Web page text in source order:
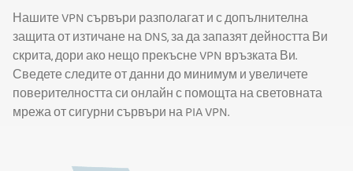
Нашите VPN сървъри разполагат и с допълнителна
защита от изтичане на DNS, за да запазят дейността Ви
скрита, дори ако нещо прекъсне VPN връзката Ви.
Сведете следите от данни до минимум и увеличете
поверителността си онлайн с помощта на световната
мрежа от сигурни сървъри на PIA VPN.